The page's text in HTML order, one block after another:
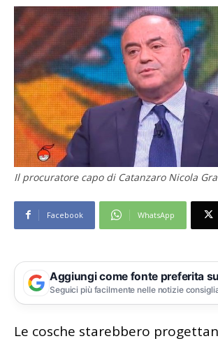
Il procuratore capo di Catanzaro Nicola
Facebook WhatsApp
Aggiungi come fonte preferita
Seguici più facilmente nelle notizie
Le cosche starebbero